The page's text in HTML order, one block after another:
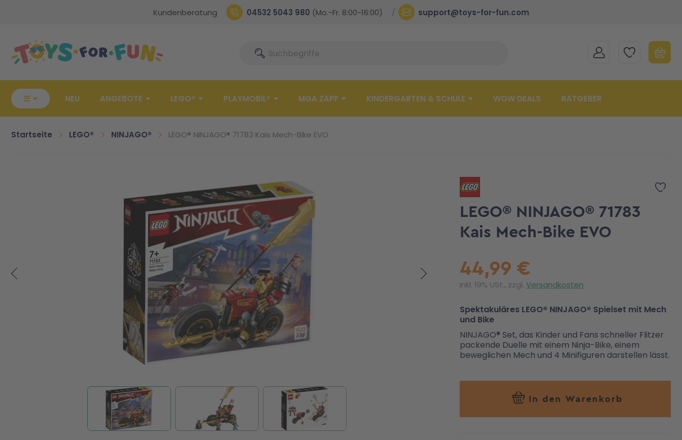
Kundenberatung 04532 5043 980 (Mo.-Fr. 8:00-16:00) support@toys-for-fun.com
SucheSuche MEIN KONTOMEINE WUNSCHLISTE
☰ NEU ANGEBOTE LEGO® PLAYMOBIL® MGA ZAPF KINDERGARTEN & SCHULE WOW DEALS RATGEBER
Startseite LEGO® NINJAGO® LEGO® NINJAGO® 71783 Kais Mech-Bike EVO
Zur
LEGO® NINJAGO® 71783
Kais Mech-Bike EVO
44,99 €
Inkl. 19% USt., zzgl. Versandkosten
Spektakuläres LEGO® NINJAGO® Spielset mit Mech
und Bike
NINJAGO® Set, das Kinder und Fans schneller Flitzer
packende Duelle mit einem Ninja-Bike, einem
beweglichen Mech und 4 Minifiguren darstellen lässt.
In den Warenkorb